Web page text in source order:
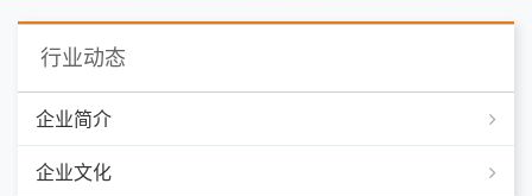
行业动态
企业简介
企业文化